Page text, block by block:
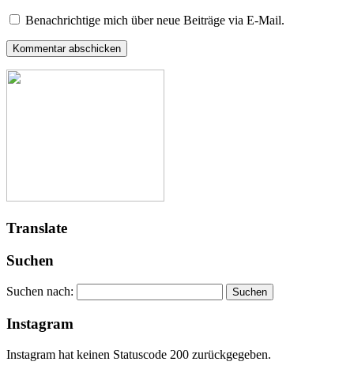
Benachrichtige mich über neue Beiträge via E-Mail.
Translate
Suchen
Suchen nach:
Instagram
Instagram hat keinen Statuscode 200 zurückgegeben.